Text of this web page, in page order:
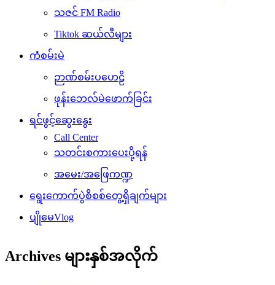
သဇင် FM Radio
Tiktok ဆယ်လီများ
ကံစမ်းမဲ
ဉာဏ်စမ်းပဟေဠိ
ဖုန်းဘေလ်မဲဖောက်ခြင်း
ရင်ဖွင့်ဆွေးနွေး
Call Center
သတင်းစကားပေးပို့ရန်
အမေး/အဖြေကဏ္ဍ
ရွေးကောက်ပွဲစိစစ်တွေ့ရှိချက်များ
ပျိုမေVlog
Archives များနှစ်အလိုက်